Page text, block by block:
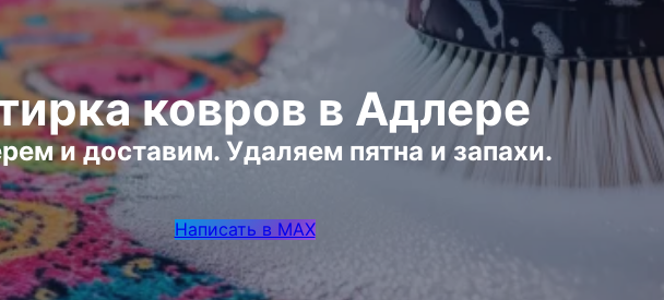
ковров в Адлере
и доставим. Удаляем пятна и запахи.
Написать в MAX